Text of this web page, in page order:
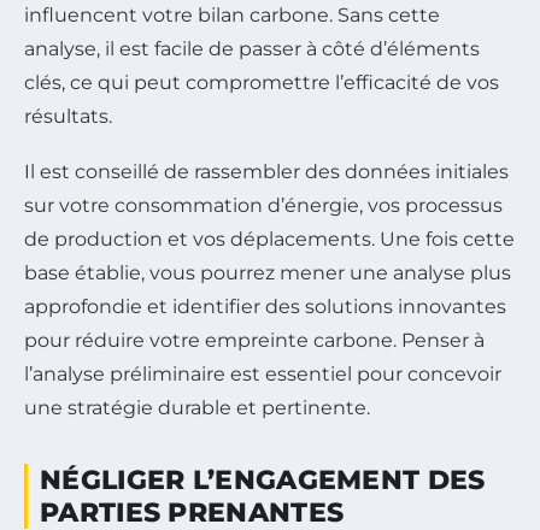
influencent votre bilan carbone. Sans cette
analyse, il est facile de passer à côté d’éléments
clés, ce qui peut compromettre l’efficacité de vos
résultats.
Il est conseillé de rassembler des données initiales
sur votre consommation d’énergie, vos processus
de production et vos déplacements. Une fois cette
base établie, vous pourrez mener une analyse plus
approfondie et identifier des solutions innovantes
pour réduire votre empreinte carbone. Penser à
l’analyse préliminaire est essentiel pour concevoir
une stratégie durable et pertinente.
NÉGLIGER L’ENGAGEMENT DES
PARTIES PRENANTES